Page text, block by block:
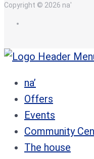
Copyright © 2026 na'
na’
Offers
Events
Community
The house